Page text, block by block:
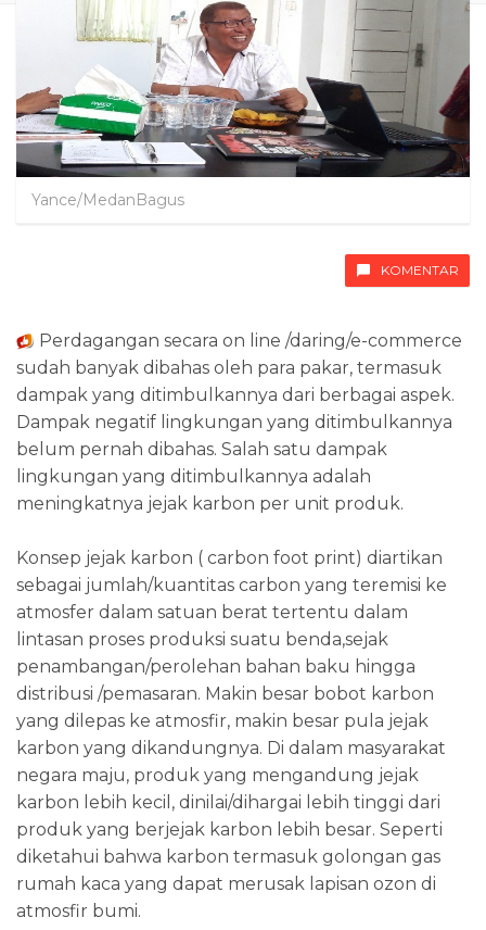
Yance/MedanBagus
KOMENTAR
Perdagangan secara on line /daring/e-commerce
sudah banyak dibahas oleh para pakar, termasuk
dampak yang ditimbulkannya dari berbagai aspek.
Dampak negatif lingkungan yang ditimbulkannya
belum pernah dibahas. Salah satu dampak
lingkungan yang ditimbulkannya adalah
meningkatnya jejak karbon per unit produk.
Konsep jejak karbon ( carbon foot print) diartikan
sebagai jumlah/kuantitas carbon yang teremisi ke
atmosfer dalam satuan berat tertentu dalam
lintasan proses produksi suatu benda,sejak
penambangan/perolehan bahan baku hingga
distribusi /pemasaran. Makin besar bobot karbon
yang dilepas ke atmosfir, makin besar pula jejak
karbon yang dikandungnya. Di dalam masyarakat
negara maju, produk yang mengandung jejak
karbon lebih kecil, dinilai/dihargai lebih tinggi dari
produk yang berjejak karbon lebih besar. Seperti
diketahui bahwa karbon termasuk golongan gas
rumah kaca yang dapat merusak lapisan ozon di
atmosfir bumi.